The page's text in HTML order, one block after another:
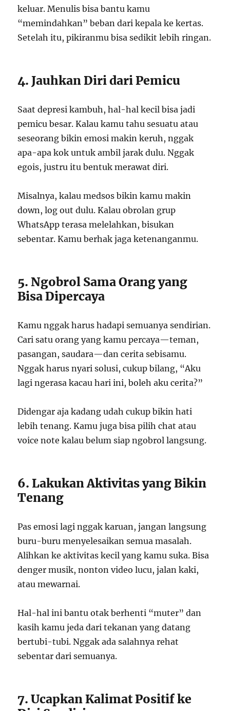
keluar. Menulis bisa bantu kamu
“memindahkan” beban dari kepala ke kertas.
Setelah itu, pikiranmu bisa sedikit lebih ringan.
4. Jauhkan Diri dari Pemicu
Saat depresi kambuh, hal-hal kecil bisa jadi
pemicu besar. Kalau kamu tahu sesuatu atau
seseorang bikin emosi makin keruh, nggak
apa-apa kok untuk ambil jarak dulu. Nggak
egois, justru itu bentuk merawat diri.
Misalnya, kalau medsos bikin kamu makin
down, log out dulu. Kalau obrolan grup
WhatsApp terasa melelahkan, bisukan
sebentar. Kamu berhak jaga ketenanganmu.
5. Ngobrol Sama Orang yang
Bisa Dipercaya
Kamu nggak harus hadapi semuanya sendirian.
Cari satu orang yang kamu percaya—teman,
pasangan, saudara—dan cerita sebisamu.
Nggak harus nyari solusi, cukup bilang, “Aku
lagi ngerasa kacau hari ini, boleh aku cerita?”
Didengar aja kadang udah cukup bikin hati
lebih tenang. Kamu juga bisa pilih chat atau
voice note kalau belum siap ngobrol langsung.
6. Lakukan Aktivitas yang Bikin
Tenang
Pas emosi lagi nggak karuan, jangan langsung
buru-buru menyelesaikan semua masalah.
Alihkan ke aktivitas kecil yang kamu suka. Bisa
denger musik, nonton video lucu, jalan kaki,
atau mewarnai.
Hal-hal ini bantu otak berhenti “muter” dan
kasih kamu jeda dari tekanan yang datang
bertubi-tubi. Nggak ada salahnya rehat
sebentar dari semuanya.
7. Ucapkan Kalimat Positif ke